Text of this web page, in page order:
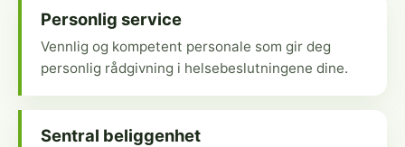
Personlig service
Vennlig og kompetent personale som gir deg
personlig rådgivning i helsebeslutningene dine.
Sentral beliggenhet